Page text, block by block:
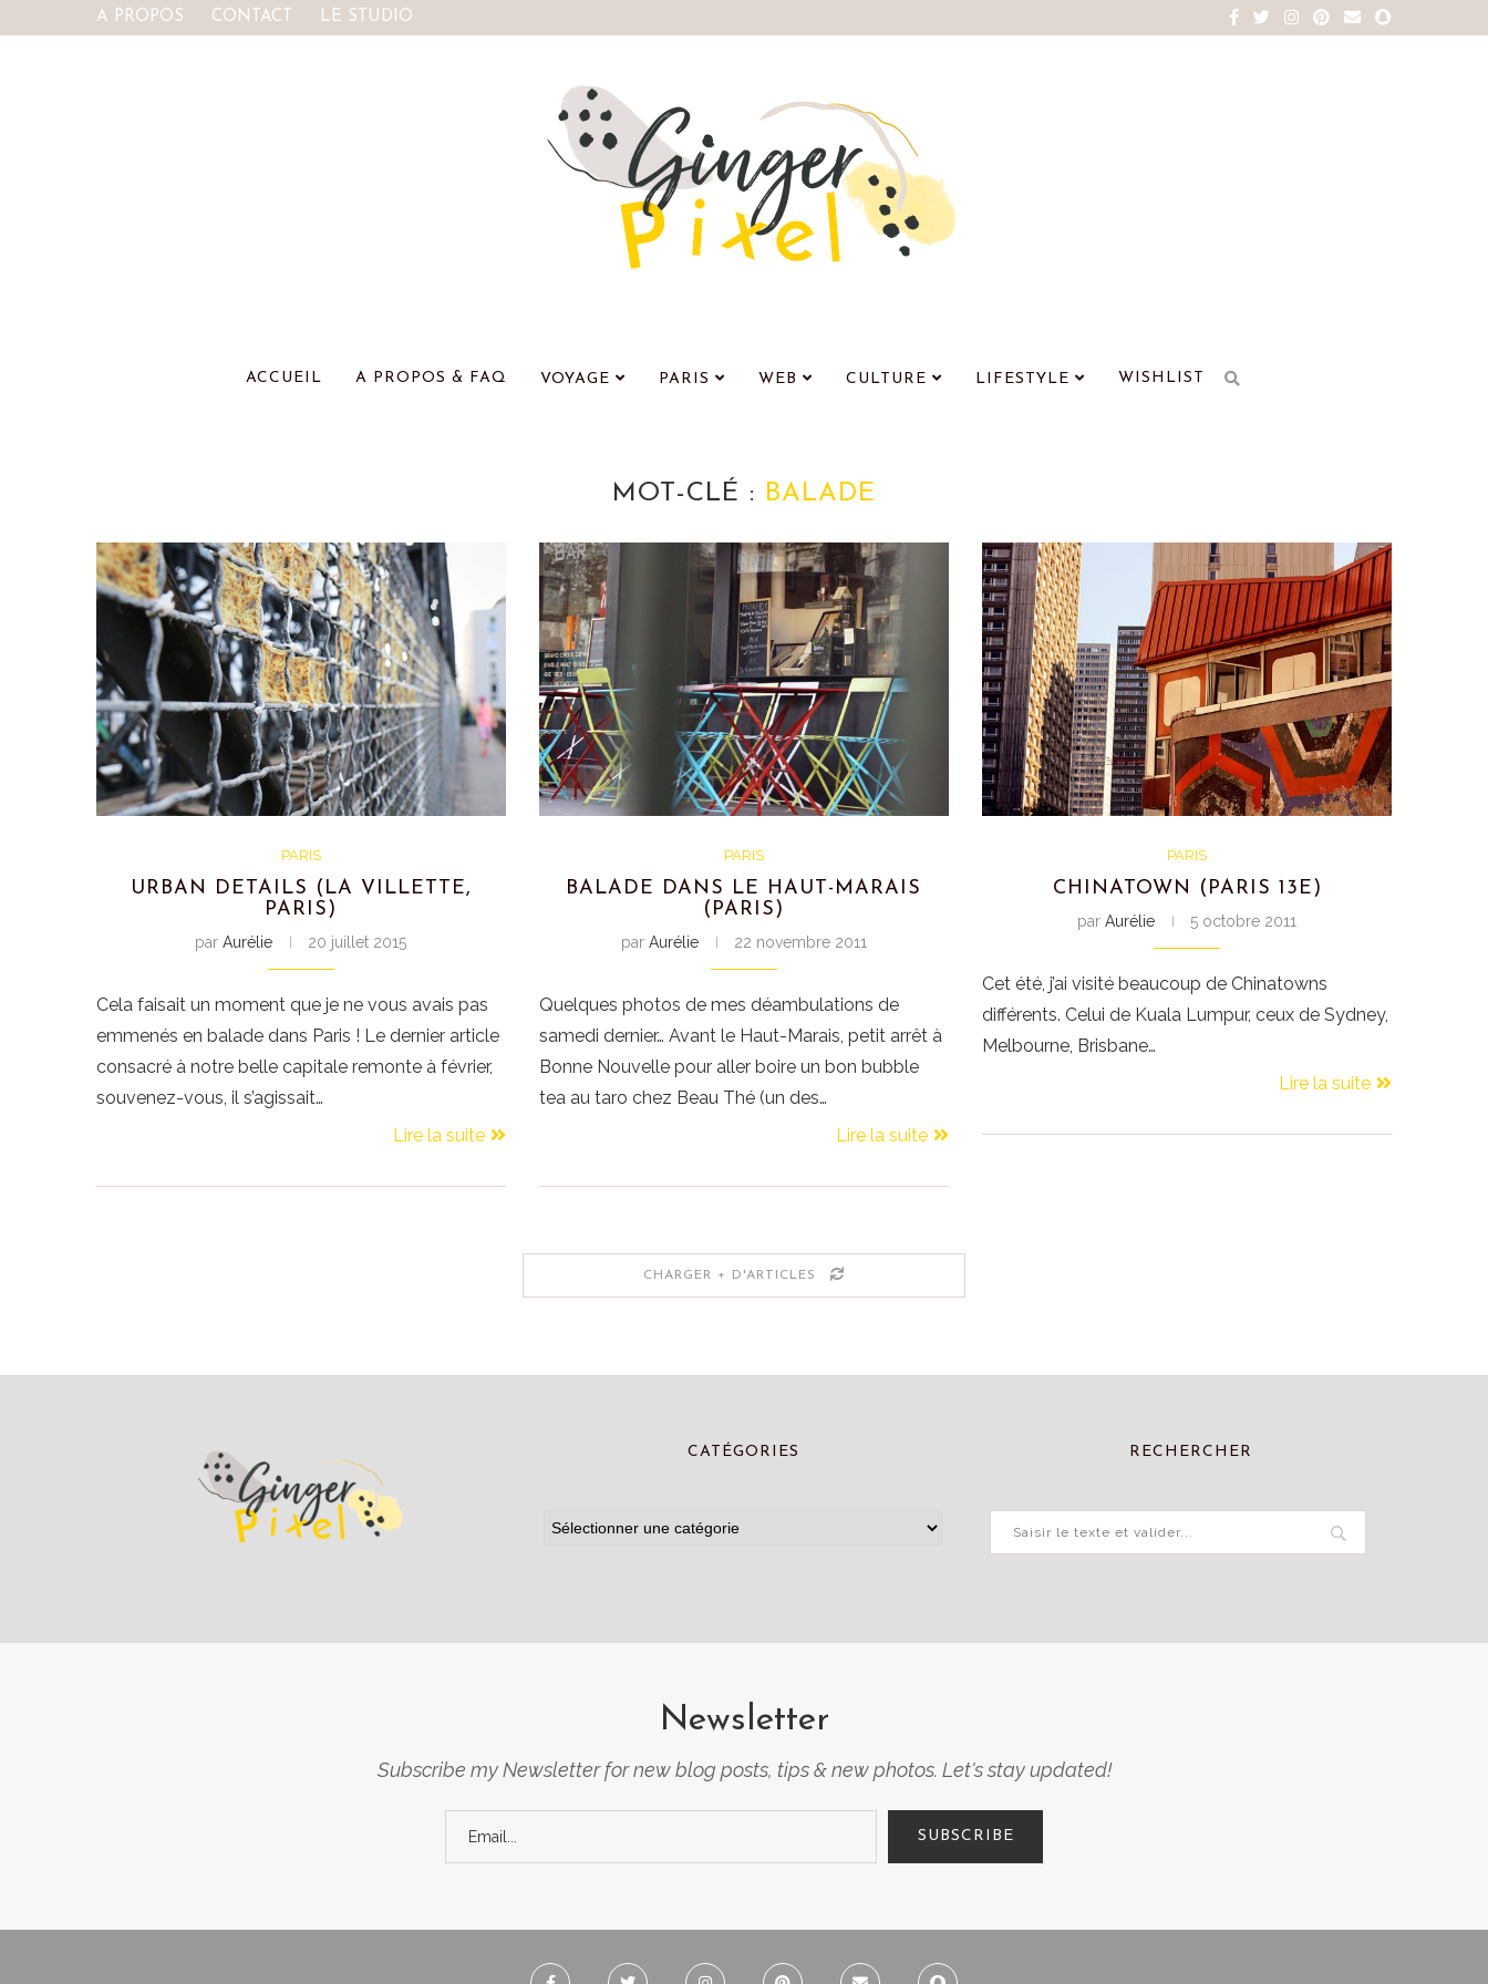
A PROPOS CONTACT LE STUDIO
ACCUEIL A PROPOS & FAQ VOYAGE PARIS WEB CULTURE LIFESTYLE WISHLIST
MOT-CLÉ : BALADE
PARIS
URBAN DETAILS (LA VILLETTE,
PARIS)
parAurélie 20 juillet 2015
Cela faisait un moment que je ne vous avais pas
emmenés en balade dans Paris ! Le dernier article
consacré à notre belle capitale remonte à février,
souvenez-vous, il s’agissait…
Lire la suite
PARIS
BALADE DANS LE HAUT-MARAIS
(PARIS)
par Aurélie 22 novembre 2011
Quelques photos de mes déambulations de
samedi dernier… Avant le Haut-Marais, petit arrêt à
Bonne Nouvelle pour aller boire un bon bubble
tea au taro chez Beau Thé (un des…
Lire la suite
PARIS
CHINATOWN (PARIS 13E)
par Aurélie 5 octobre 2011
Cet été, j’ai visité beaucoup de Chinatowns
différents. Celui de Kuala Lumpur, ceux de Sydney,
Melbourne, Brisbane…
Lire la suite
CHARGER + D'ARTICLES
CATÉGORIES RECHERCHER
Newsletter
Subscribe my Newsletter for new blog posts, tips & new photos. Let's stay updated!